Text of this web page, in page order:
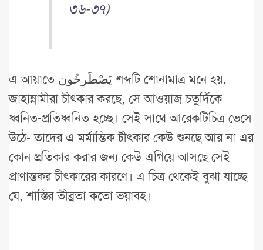
৩৬-৩৭)
এ আয়াতে يَصْطَرخُون শব্দটি শোনামাত্র মনে হয়,
জাহান্নামীরা চীৎকার করছে, সে আওয়াজ চতুর্দিকে
ধ্বনিত-প্রতিধ্বনিত হচ্ছে। সেই সাথে আরেকটিচিত্র ভেসে
উঠে- তাদের এ মর্মান্তিক চীৎকার কেউ শুনছে আর না এর
কোন প্রতিকার করার জন্য কেউ এগিয়ে আসছে সেই
প্রাণান্তকর চীৎকারের কারণে। এ চিত্র থেকেই বুঝা যাচ্ছে
যে, শাস্তির তীব্রতা কতো ভয়াবহ।